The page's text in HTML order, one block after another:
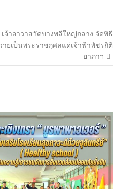
จ้าอาวาสวัดบางพลีใหญ่กลาง จัดพิธี
ยเป็นพระราชกุศลแด่เจ้าฟ้าพัชรกิติ
ยาภาฯ